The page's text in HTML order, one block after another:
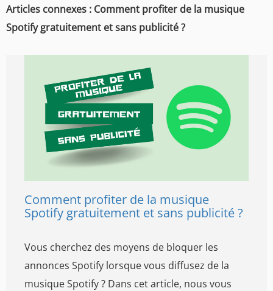
Articles connexes : Comment profiter de la musique
Spotify gratuitement et sans publicité ?
Comment profiter de la musique
Spotify gratuitement et sans publicité ?
Vous cherchez des moyens de bloquer les
annonces Spotify lorsque vous diffusez de la
musique Spotify ? Dans cet article, nous vous